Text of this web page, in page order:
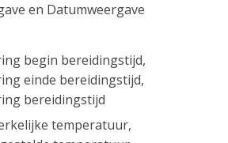
en Datumweergave
begin bereidingstijd,
einde bereidingstijd,
bereidingstijd
temperatuur,